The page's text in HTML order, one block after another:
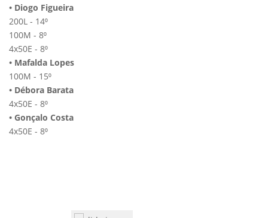
• Diogo Figueira
200L - 14⁰
100M - 8⁰
4x50E - 8⁰
• Mafalda Lopes
100M - 15⁰
• Débora Barata
4x50E - 8⁰
• Gonçalo Costa
4x50E - 8⁰